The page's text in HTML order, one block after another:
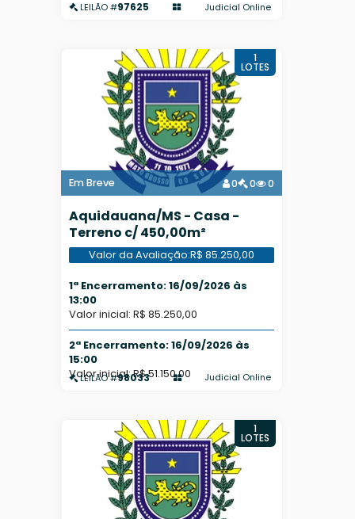
LEILÃO #97625 Judicial Online
Em Breve 0 0 0
1
LOTES
Aquidauana/MS - Casa -
Terreno c/ 450,00m²
Valor da Avaliação:R$ 85.250,00
1ª Encerramento: 16/09/2026 às
13:00
Valor inicial: R$ 85.250,00
2ª Encerramento: 16/09/2026 às
15:00
Valor inicial: R$ 51.150,00
LEILÃO #98033 Judicial Online
1
LOTES